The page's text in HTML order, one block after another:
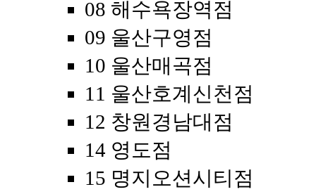
08 해수욕장역점
09 울산구영점
10 울산매곡점
11 울산호계신천점
12 창원경남대점
14 영도점
15 명지오션시티점